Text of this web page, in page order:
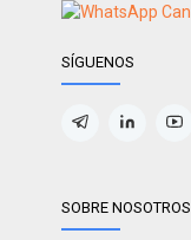
SÍGUENOS
SOBRE NOSOTROS